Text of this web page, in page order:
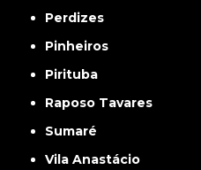
Perdizes
Pinheiros
Pirituba
Raposo Tavares
Sumaré
Vila Anastácio